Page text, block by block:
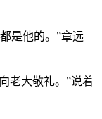
是他的。”章远
老大敬礼。”说着